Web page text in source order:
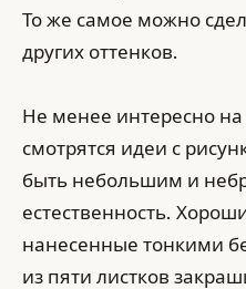
То же самое можно
других оттенков.
Не менее интересно на
смотрятся идеи с
быть небольшим и
естественность.
нанесенные тонкими
из пяти листков